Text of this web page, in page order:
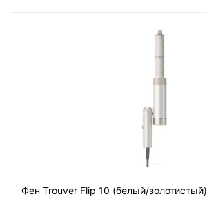
Фен Trouver Flip 10 (белый/золотистый)